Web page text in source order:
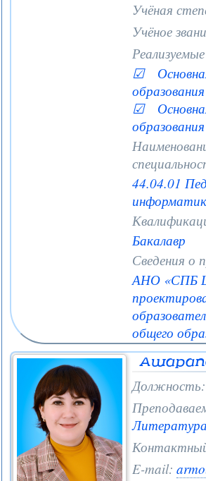
Учёная
Учёное
☑ Основная
☑ Основная
44.04.01
Бакалавр
Сведения о
АНО «СПБ
общего
Должность:
E-mail: